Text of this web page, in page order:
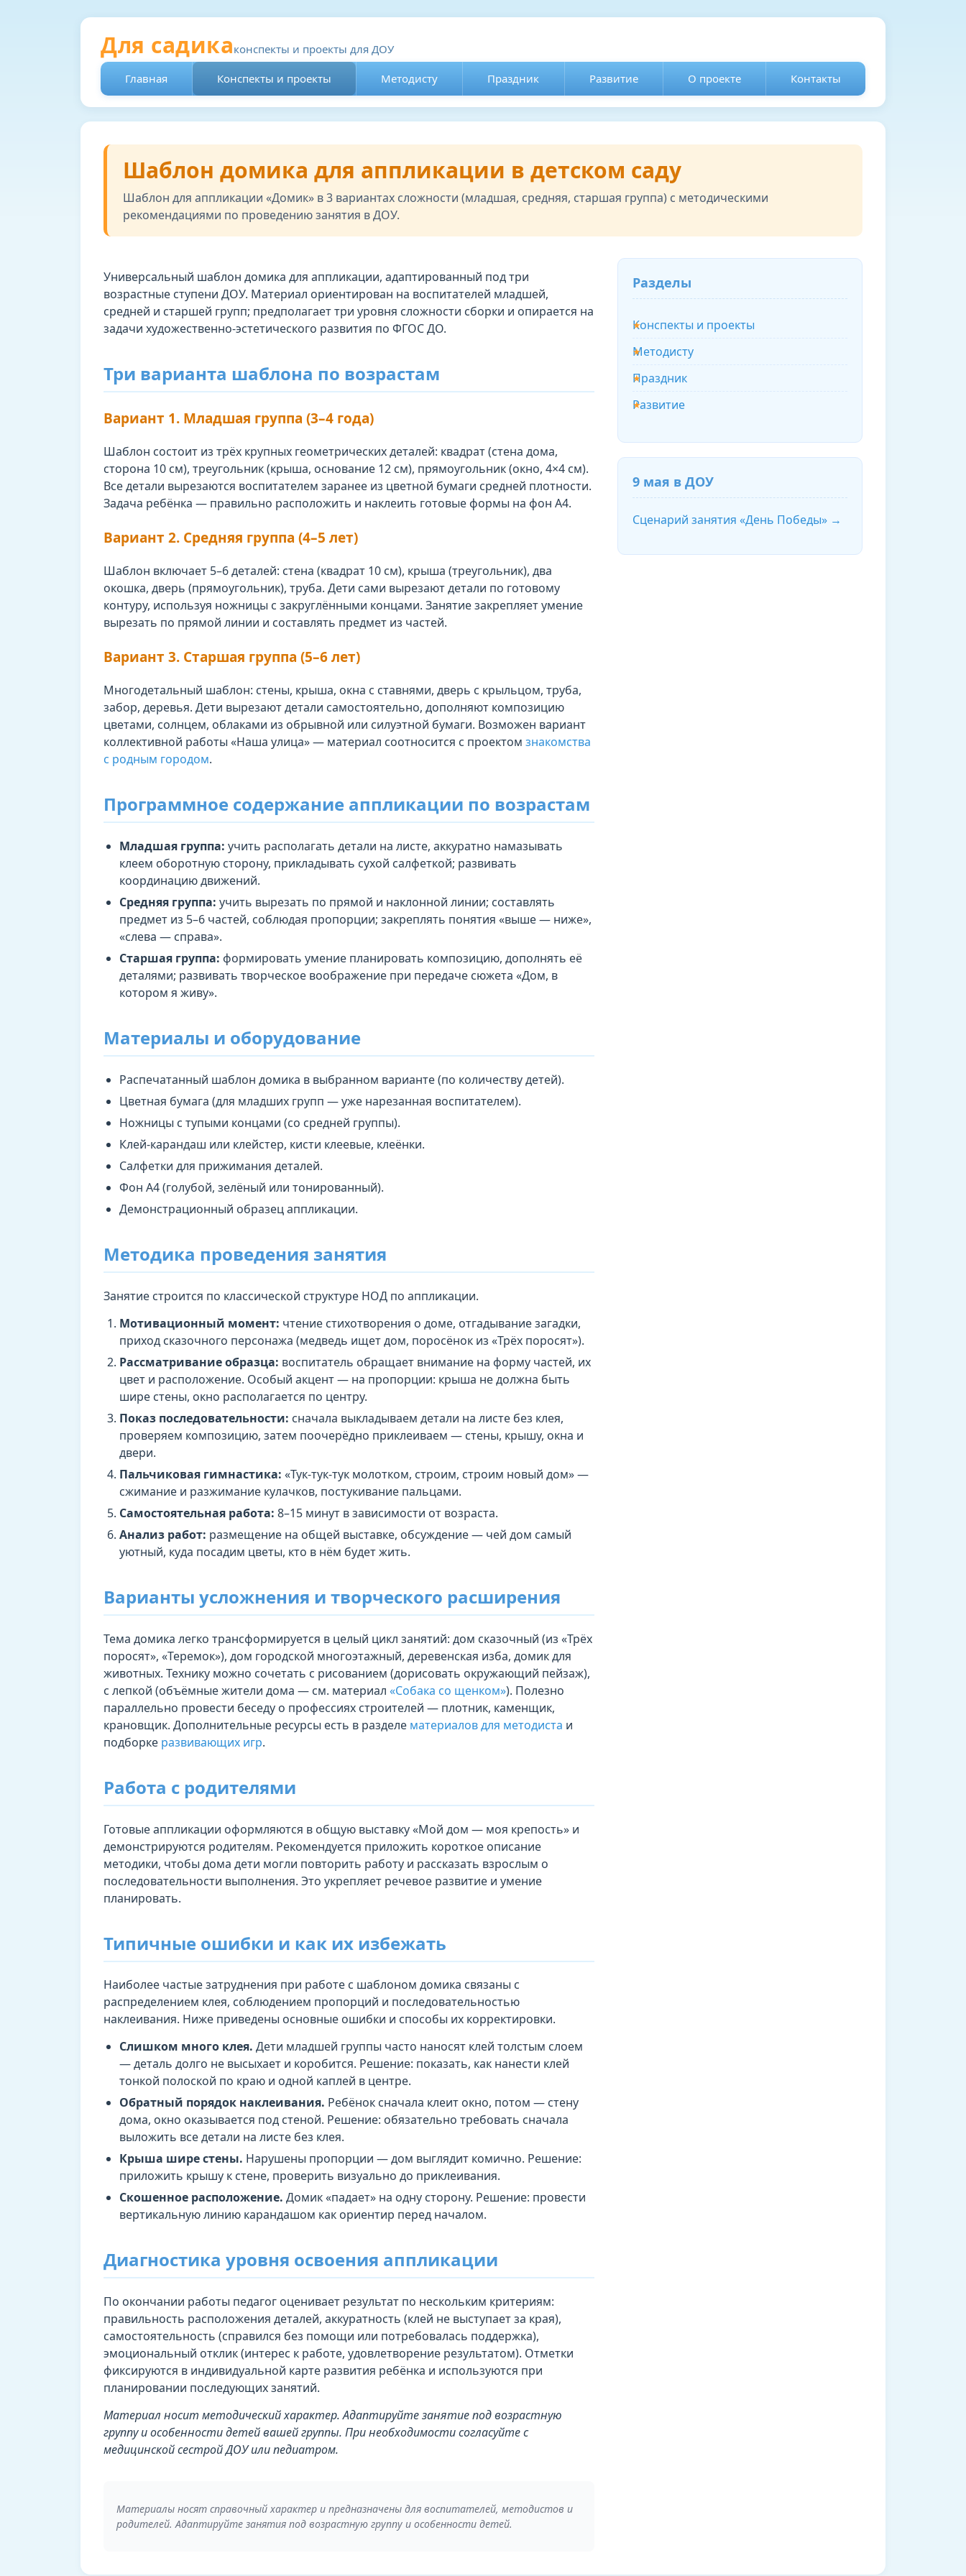
Для садикаконспекты и проекты для ДОУ
Главная Конспекты и проекты Методисту Праздник Развитие О проекте Контакты
Шаблон домика для аппликации в детском саду
Шаблон для аппликации «Домик» в 3 вариантах сложности (младшая, средняя, старшая группа) с методическими
рекомендациями по проведению занятия в ДОУ.
Универсальный шаблон домика для аппликации, адаптированный под три
возрастные ступени ДОУ. Материал ориентирован на воспитателей младшей,
средней и старшей групп; предполагает три уровня сложности сборки и опирается на
задачи художественно-эстетического развития по ФГОС ДО.
Три варианта шаблона по возрастам
Вариант 1. Младшая группа (3–4 года)
Шаблон состоит из трёх крупных геометрических деталей: квадрат (стена дома,
сторона 10 см), треугольник (крыша, основание 12 см), прямоугольник (окно, 4×4 см).
Все детали вырезаются воспитателем заранее из цветной бумаги средней плотности.
Задача ребёнка — правильно расположить и наклеить готовые формы на фон А4.
Вариант 2. Средняя группа (4–5 лет)
Шаблон включает 5–6 деталей: стена (квадрат 10 см), крыша (треугольник), два
окошка, дверь (прямоугольник), труба. Дети сами вырезают детали по готовому
контуру, используя ножницы с закруглёнными концами. Занятие закрепляет умение
вырезать по прямой линии и составлять предмет из частей.
Вариант 3. Старшая группа (5–6 лет)
Многодетальный шаблон: стены, крыша, окна с ставнями, дверь с крыльцом, труба,
забор, деревья. Дети вырезают детали самостоятельно, дополняют композицию
цветами, солнцем, облаками из обрывной или силуэтной бумаги. Возможен вариант
коллективной работы «Наша улица» — материал соотносится с проектом знакомства
с родным городом.
Программное содержание аппликации по возрастам
Младшая группа: учить располагать детали на листе, аккуратно намазывать
клеем оборотную сторону, прикладывать сухой салфеткой; развивать
координацию движений.
Средняя группа: учить вырезать по прямой и наклонной линии; составлять
предмет из 5–6 частей, соблюдая пропорции; закреплять понятия «выше — ниже»,
«слева — справа».
Старшая группа: формировать умение планировать композицию, дополнять её
деталями; развивать творческое воображение при передаче сюжета «Дом, в
котором я живу».
Материалы и оборудование
Распечатанный шаблон домика в выбранном варианте (по количеству детей).
Цветная бумага (для младших групп — уже нарезанная воспитателем).
Ножницы с тупыми концами (со средней группы).
Клей-карандаш или клейстер, кисти клеевые, клеёнки.
Салфетки для прижимания деталей.
Фон А4 (голубой, зелёный или тонированный).
Демонстрационный образец аппликации.
Методика проведения занятия
Занятие строится по классической структуре НОД по аппликации.
Мотивационный момент: чтение стихотворения о доме, отгадывание загадки,
приход сказочного персонажа (медведь ищет дом, поросёнок из «Трёх поросят»).
Рассматривание образца: воспитатель обращает внимание на форму частей, их
цвет и расположение. Особый акцент — на пропорции: крыша не должна быть
шире стены, окно располагается по центру.
Показ последовательности: сначала выкладываем детали на листе без клея,
проверяем композицию, затем поочерёдно приклеиваем — стены, крышу, окна и
двери.
Пальчиковая гимнастика: «Тук-тук-тук молотком, строим, строим новый дом» —
сжимание и разжимание кулачков, постукивание пальцами.
Самостоятельная работа: 8–15 минут в зависимости от возраста.
Анализ работ: размещение на общей выставке, обсуждение — чей дом самый
уютный, куда посадим цветы, кто в нём будет жить.
Варианты усложнения и творческого расширения
Тема домика легко трансформируется в целый цикл занятий: дом сказочный (из «Трёх
поросят», «Теремок»), дом городской многоэтажный, деревенская изба, домик для
животных. Технику можно сочетать с рисованием (дорисовать окружающий пейзаж),
с лепкой (объёмные жители дома — см. материал «Собака со щенком»). Полезно
параллельно провести беседу о профессиях строителей — плотник, каменщик,
крановщик. Дополнительные ресурсы есть в разделе материалов для методиста и
подборке развивающих игр.
Работа с родителями
Готовые аппликации оформляются в общую выставку «Мой дом — моя крепость» и
демонстрируются родителям. Рекомендуется приложить короткое описание
методики, чтобы дома дети могли повторить работу и рассказать взрослым о
последовательности выполнения. Это укрепляет речевое развитие и умение
планировать.
Типичные ошибки и как их избежать
Наиболее частые затруднения при работе с шаблоном домика связаны с
распределением клея, соблюдением пропорций и последовательностью
наклеивания. Ниже приведены основные ошибки и способы их корректировки.
Слишком много клея. Дети младшей группы часто наносят клей толстым слоем
— деталь долго не высыхает и коробится. Решение: показать, как нанести клей
тонкой полоской по краю и одной каплей в центре.
Обратный порядок наклеивания. Ребёнок сначала клеит окно, потом — стену
дома, окно оказывается под стеной. Решение: обязательно требовать сначала
выложить все детали на листе без клея.
Крыша шире стены. Нарушены пропорции — дом выглядит комично. Решение:
приложить крышу к стене, проверить визуально до приклеивания.
Скошенное расположение. Домик «падает» на одну сторону. Решение: провести
вертикальную линию карандашом как ориентир перед началом.
Диагностика уровня освоения аппликации
По окончании работы педагог оценивает результат по нескольким критериям:
правильность расположения деталей, аккуратность (клей не выступает за края),
самостоятельность (справился без помощи или потребовалась поддержка),
эмоциональный отклик (интерес к работе, удовлетворение результатом). Отметки
фиксируются в индивидуальной карте развития ребёнка и используются при
планировании последующих занятий.
Материал носит методический характер. Адаптируйте занятие под возрастную
группу и особенности детей вашей группы. При необходимости согласуйте с
медицинской сестрой ДОУ или педиатром.
Материалы носят справочный характер и предназначены для воспитателей, методистов и
родителей. Адаптируйте занятия под возрастную группу и особенности детей.
Разделы
Конспекты и проекты
Методисту
Праздник
Развитие
9 мая в ДОУ
Сценарий занятия «День Победы» →